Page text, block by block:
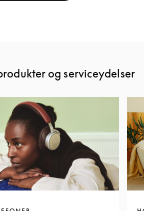
og serviceydelser